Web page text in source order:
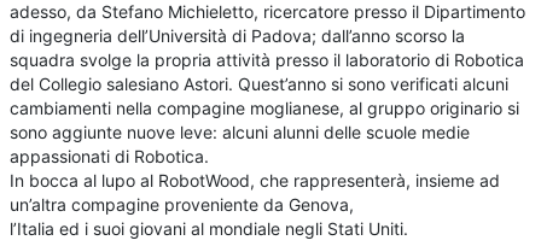
adesso, da Stefano Michieletto, ricercatore presso il Dipartimento
di ingegneria dell’Università di Padova; dall’anno scorso la
squadra svolge la propria attività presso il laboratorio di Robotica
del Collegio salesiano Astori. Quest’anno si sono verificati alcuni
cambiamenti nella compagine moglianese, al gruppo originario si
sono aggiunte nuove leve: alcuni alunni delle scuole medie
appassionati di Robotica.
In bocca al lupo al RobotWood, che rappresenterà, insieme ad
un’altra compagine proveniente da Genova,
l’Italia ed i suoi giovani al mondiale negli Stati Uniti.